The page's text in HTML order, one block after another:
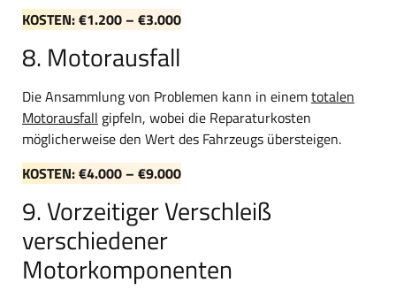
KOSTEN: €1.200 – €3.000
8. Motorausfall
Die Ansammlung von Problemen kann in einemtotalen
Motorausfall gipfeln, wobei die Reparaturkosten
möglicherweise den Wert des Fahrzeugs übersteigen.
KOSTEN: €4.000 – €9.000
9. Vorzeitiger Verschleiß
verschiedener
Motorkomponenten